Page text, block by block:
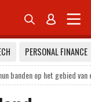
 
PERSONAL FINANCE
banden op het gebied van